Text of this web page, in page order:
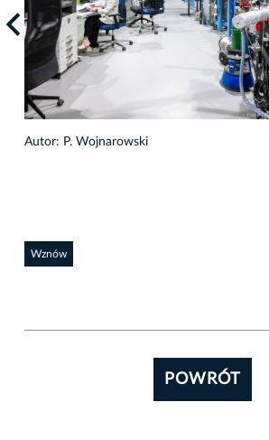
Autor: P. Wojnarowski
Wznów
POWRÓT